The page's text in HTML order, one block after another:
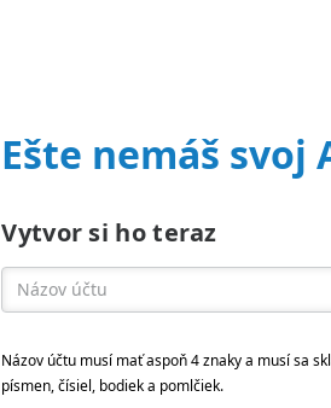
Ešte nemáš svoj
Vytvor si ho teraz
Názov účtu musí mať aspoň 4 znaky a musí sa
písmen, čísiel, bodiek a pomlčiek.